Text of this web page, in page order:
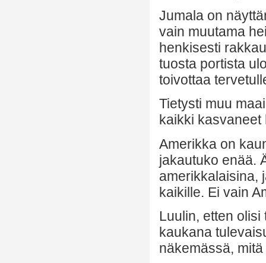
Jumala on
vain muutama
henkisesti
tuosta portista
toivottaa
Tietysti muu
kaikki kasvaneet
Amerikka on
jakautuko enää.
amerikkalaisina,
kaikille. Ei vain
Luulin, etten
kaukana
näkemässä,